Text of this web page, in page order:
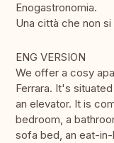
Enogastronomia.
Una città che non
ENG VERSION
We offer a cosy
Ferrara. It's
an elevator. It is
bedroom, a
sofa bed, an eat-